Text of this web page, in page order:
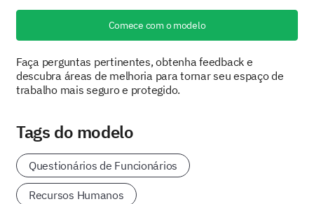
Comece com o modelo
Faça perguntas pertinentes, obtenha feedback e
descubra áreas de melhoria para tornar seu espaço de
trabalho mais seguro e protegido.
Tags do modelo
Questionários de Funcionários
Recursos Humanos